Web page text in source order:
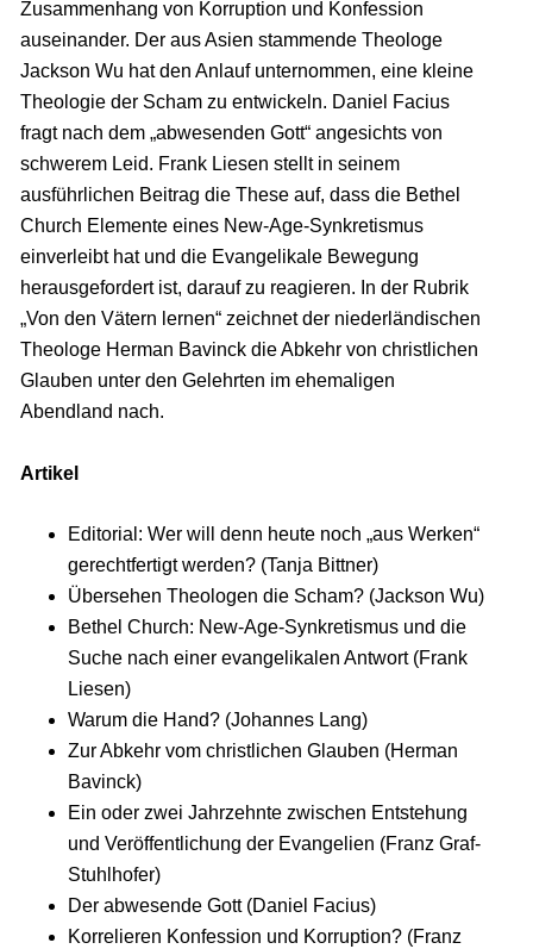
Zusammenhang von Korruption und Konfession
auseinander. Der aus Asien stammende Theologe
Jackson Wu hat den Anlauf unternommen, eine kleine
Theologie der Scham zu entwickeln. Daniel Facius
fragt nach dem „abwesenden Gott“ angesichts von
schwerem Leid. Frank Liesen stellt in seinem
ausführlichen Beitrag die These auf, dass die Bethel
Church Elemente eines New-Age-Synkretismus
einverleibt hat und die Evangelikale Bewegung
herausgefordert ist, darauf zu reagieren. In der Rubrik
„Von den Vätern lernen“ zeichnet der niederländischen
Theologe Herman Bavinck die Abkehr von christlichen
Glauben unter den Gelehrten im ehemaligen
Abendland nach.
Artikel
Editorial: Wer will denn heute noch „aus Werken“
gerechtfertigt werden? (Tanja Bittner)
Übersehen Theologen die Scham? (Jackson Wu)
Bethel Church: New-Age-Synkretismus und die
Suche nach einer evangelikalen Antwort (Frank
Liesen)
Warum die Hand? (Johannes Lang)
Zur Abkehr vom christlichen Glauben (Herman
Bavinck)
Ein oder zwei Jahrzehnte zwischen Entstehung
und Veröffentlichung der Evangelien (Franz Graf-
Stuhlhofer)
Der abwesende Gott (Daniel Facius)
Korrelieren Konfession und Korruption? (Franz